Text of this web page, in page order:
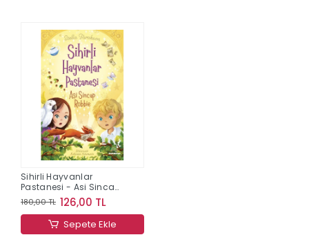
Sihirli Hayvanlar
Pastanesi - Asi Sincap
Robbıe
180,00 TL 126,00 TL
Sepete Ekle